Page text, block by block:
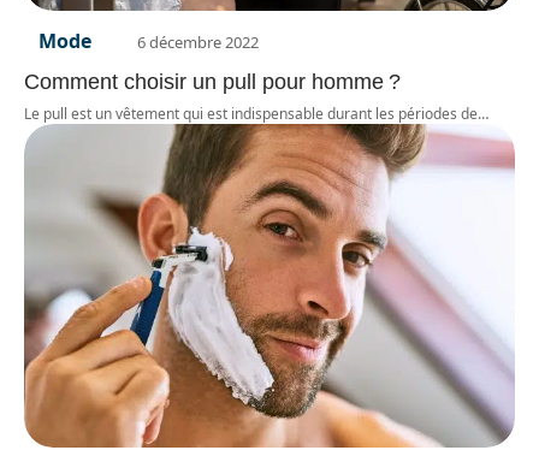
Mode 6 décembre 2022
Comment choisir un pull pour homme ?
Le pull est un vêtement qui est indispensable durant les périodes de…